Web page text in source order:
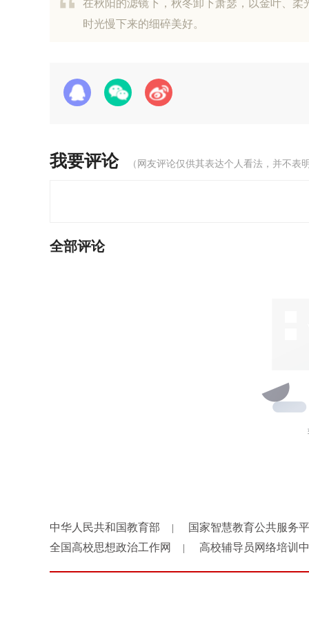
在秋阳的滤镜下，秋冬卸下萧瑟，以金叶、
时光慢下来的细碎美好。
我要评论 （网友评论仅供其表达个人看法，并不表
全部评论
中华人民共和国教育部 国家智慧教育公共服务
全国高校思想政治工作网 高校辅导员网络培训